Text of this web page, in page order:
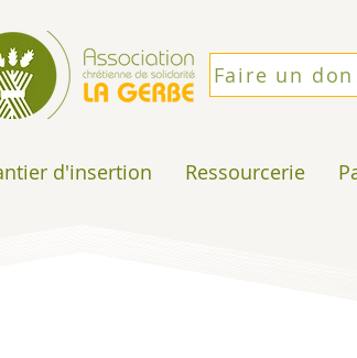
Faire un don
d'insertion Ressourcerie